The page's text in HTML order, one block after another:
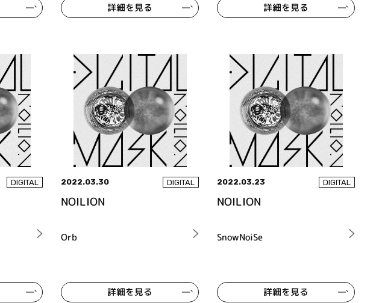
詳細を見る 詳細を見る
DIGITAL 2022.03.30 DIGITAL
NOILION
Orb
詳細を見る
2022.03.23 DIGITAL
NOILION
SnowNoiSe
詳細を見る